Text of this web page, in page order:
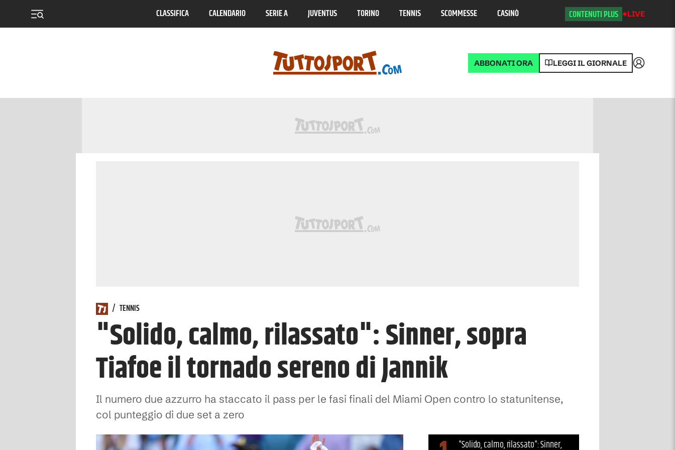
CLASSIFICA CALENDARIO SERIE A JUVENTUS TORINO TENNIS SCOMMESSE CASINÒ CONTENUTI PLUS LIVE
ABBONATI ORA LEGGI IL GIORNALE Accedi
/ TENNIS
"Solido, calmo, rilassato": Sinner, sopra
Tiafoe il tornado sereno di Jannik
Il numero due azzurro ha staccato il pass per le fasi finali del Miami Open contro lo statunitense,
col punteggio di due set a zero
"Solido, calmo, rilassato": Sinner,